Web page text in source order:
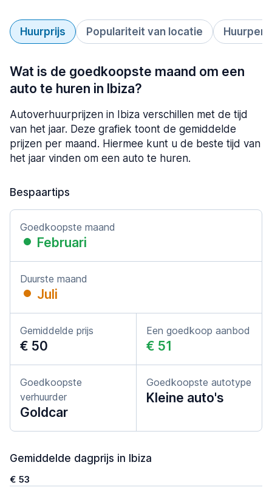
Huurprijs Populariteit van locatie
Wat is de goedkoopste maand om een
auto te huren in Ibiza?
Autoverhuurprijzen in Ibiza verschillen met de tijd
van het jaar. Deze grafiek toont de gemiddelde
prijzen per maand. Hiermee kunt u de beste tijd van
het jaar vinden om een auto te huren.
Bespaartips
Goedkoopste maand
Februari
Duurste maand
Juli
Gemiddelde prijs
€ 50
Een goedkoop aanbod
€ 51
Goedkoopste
verhuurder
Goldcar
Goedkoopste autotype
Kleine auto's
Gemiddelde dagprijs in Ibiza
€ 53